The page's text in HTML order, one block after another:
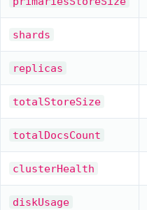
shards
replicas
totalStoreSize
totalDocsCount
clusterHealth
diskUsage